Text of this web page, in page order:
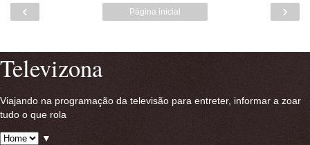
‹ ›
Página inicial
Televizona
Viajando na programação da televisão para entreter, informar a zoar
tudo o que rola
▼